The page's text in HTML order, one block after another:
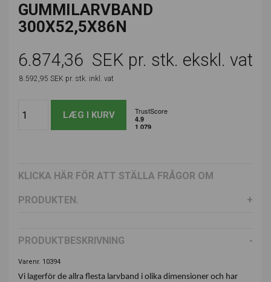
GUMMILARVBAND
300X52,5X86N
6.874,36 SEK pr. stk. ekskl. vat
8.592,95 SEK pr. stk. inkl. vat
KLICKA HÄR FÖR ATT STÄLLA FRÅGOR OM
PRODUKTEN.
PRODUKTBESKRIVNING
Varenr. 10394
Vi lagerför de allra flesta larvband i olika dimensioner och har